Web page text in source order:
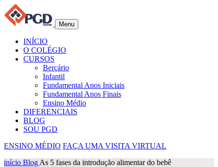
Menu
INÍCIO
O COLÉGIO
CURSOS
Berçário
Infantil
Fundamental Anos Iniciais
Fundamental Anos Finais
Ensino Médio
DIFERENCIAIS
BLOG
SOU PGD
ENSINO MÉDIO FAÇA UMA VISITA VIRTUAL
início Blog As 5 fases da introdução alimentar do bebê